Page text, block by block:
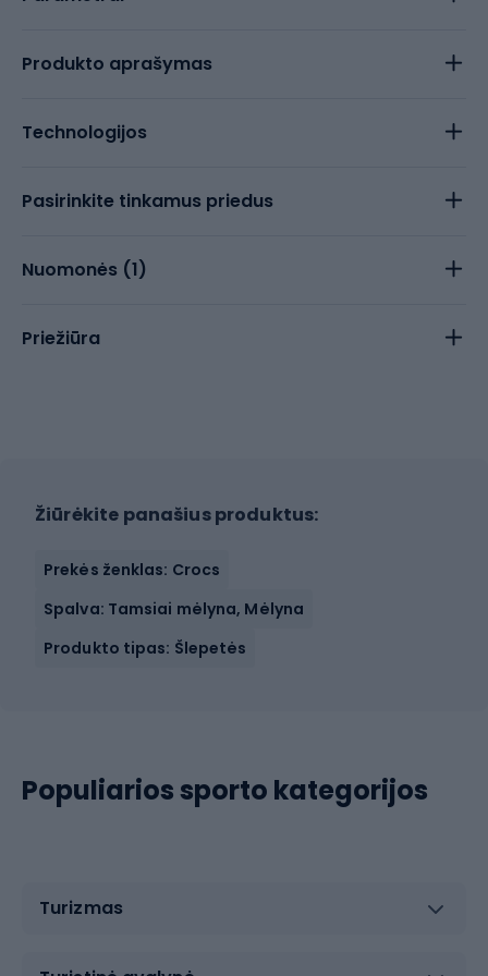
Produkto aprašymas
Technologijos
Pasirinkite tinkamus priedus
Nuomonės (1)
Priežiūra
Žiūrėkite panašius produktus:
Prekės ženklas: Crocs
Spalva: Tamsiai mėlyna, Mėlyna
Produkto tipas: Šlepetės
Populiarios sporto kategorijos
Turizmas